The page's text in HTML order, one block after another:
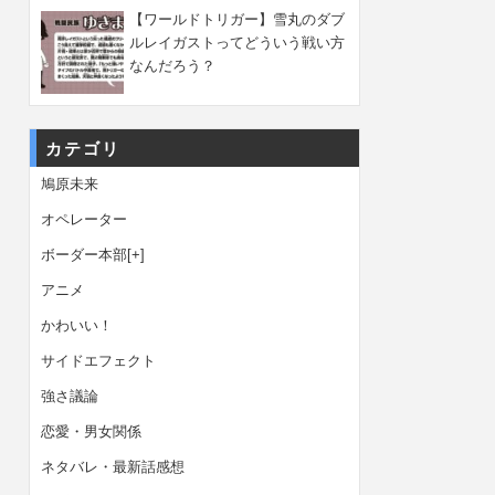
【ワールドトリガー】雪丸のダブ
ルレイガストってどういう戦い方
なんだろう？
カテゴリ
鳩原未来
オペレーター
ボーダー本部[+]
アニメ
かわいい！
サイドエフェクト
強さ議論
恋愛・男女関係
ネタバレ・最新話感想